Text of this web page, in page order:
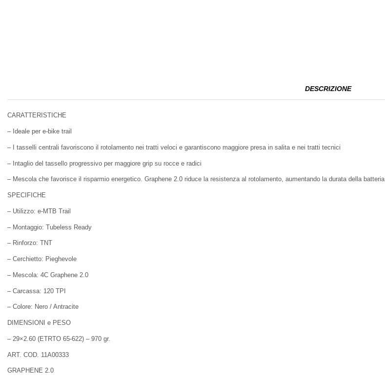
DESCRIZIONE
CARATTERISTICHE
– Ideale per e-bike trail
– I tasselli centrali favoriscono il rotolamento nei tratti veloci e garantiscono maggiore presa in salita e nei tratti tecnici
– Intaglio del tassello progressivo per maggiore grip su rocce e radici
– Mescola che favorisce il risparmio energetico. Graphene 2.0 riduce la resistenza al rotolamento, aumentando la durata della batteria
SPECIFICHE
– Utilizzo: e-MTB Trail
– Montaggio: Tubeless Ready
– Rinforzo: TNT
– Cerchietto: Pieghevole
– Mescola: 4C Graphene 2.0
– Carcassa: 120 TPI
– Colore: Nero / Antracite
DIMENSIONI e PESO
– 29×2.60 (ETRTO 65-622) – 970 gr.
ART. COD. 11A00333
GRAPHENE 2.0